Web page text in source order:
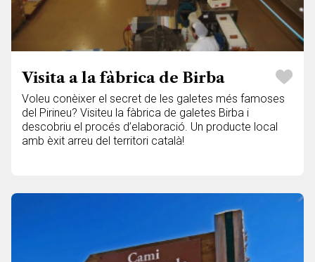
Visita a la fàbrica de Birba
Voleu conèixer el secret de les galetes més famoses
del Pirineu? Visiteu la fàbrica de galetes Birba i
descobriu el procés d’elaboració. Un producte local
amb èxit arreu del territori català!